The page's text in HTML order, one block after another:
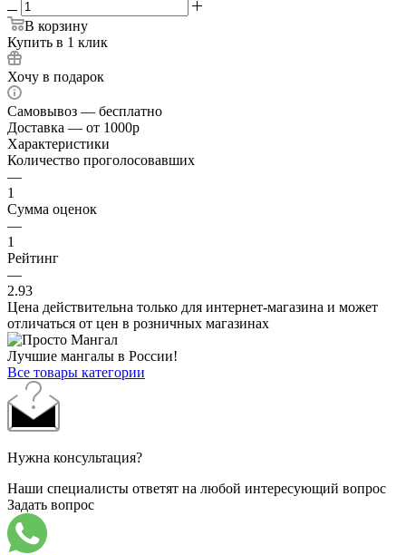
В корзину
Купить в 1 клик
Хочу в подарок
Самовывоз — бесплатно
Доставка — от 1000р
Характеристики
Количество проголосовавших
—
1
Сумма оценок
—
1
Рейтинг
—
2.93
Цена действительна только для интернет-магазина и может
отличаться от цен в розничных магазинах
Лучшие мангалы в России!
Все товары категории
Нужна консультация?
Наши специалисты ответят на любой интересующий вопрос
Задать вопрос